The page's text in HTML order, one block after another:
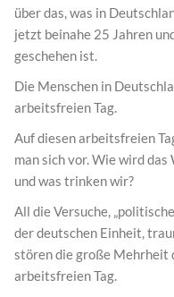
über das, was in
jetzt beinahe 25 Jahren
geschehen ist.
Die Menschen in
arbeitsfreien Tag.
Auf diesen arbeitsfreien
man sich vor. Wie wird
und was trinken wir?
All die Versuche,
der deutschen Einheit,
stören die große Mehrheit
arbeitsfreien Tag.